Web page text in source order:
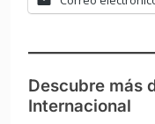
Descubre más
Internacional